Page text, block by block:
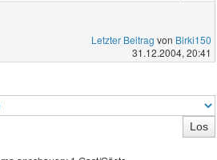
Letzter Beitrag von Birki150
31.12.2004, 20:41